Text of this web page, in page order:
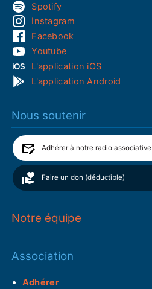
Spotify
Instagram
Facebook
Youtube
L'application iOS
L'application Android
Nous soutenir
Adhérer à notre radio associative
Faire un don (déductible)
Notre équipe
Association
Adhérer